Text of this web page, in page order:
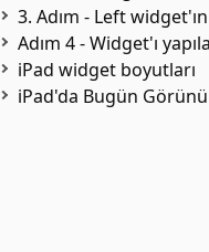
3. Adım - Left
Adım 4 - Widget'ı
iPad widget boyutları
iPad'da Bugün